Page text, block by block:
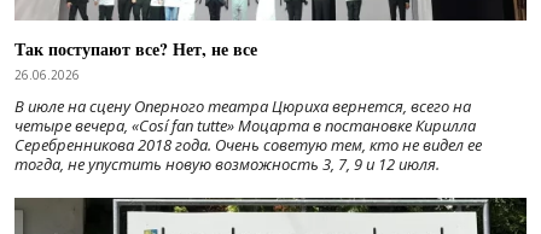
Так поступают все? Нет, не все
26.06.2026
В июле на сцену Оперного театра Цюриха вернется, всего на
четыре вечера, «Cosí fan tutte» Моцарта в постановке Кирилла
Серебренникова 2018 года. Очень советую тем, кто не видел ее
тогда, не упустить новую возможность 3, 7, 9 и 12 июля.